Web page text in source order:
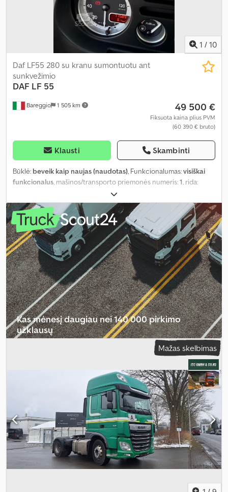
1 / 10
Bareggio 1 505 km
Daf LF55 280 su kranu sumontuotu ant
sunkvežimio
DAF LF 55
49 500 €
Fiksuota kaina plius PVM
(60 390 € bruto)
Klausti Skambinti
Būklė: beveik kaip naujas (naudotas), Funkcionalumas:visiškai
funkcionalus, mašinos/transporto priemonės numeris:1, rida:
11/2012
didžiausias leistinas svoris:9 000 kg, bendras svoris:16 000 kg,
padang padangų:90 procentas , ašių konfigūracija: 2 ašys, kuras:
dyzelinas, emisijos klasė:Euro 5, pakaba:oras , sėdimų vietų
skaičius:3, Gamybos metai: 2012, veikimo valandos:1 h, Įranga:ABS,
AdBlue, Bluetooth, borto kompiuteris, centrinis užraktas,
diferencialo užraktas, elektriškai reguliuojamas veidrodis,
kranas, kruizo kontrolė, oro kondicionavimas, oro pagalvė, pilna
techninės priežiūros istorija, priešrūkiniai žibintai, spoileris,
Kas mėnesį daugiau nei 140 000 pirkimo
užklausų
Pasirinkite prekybininko paketąMažas skelbimas